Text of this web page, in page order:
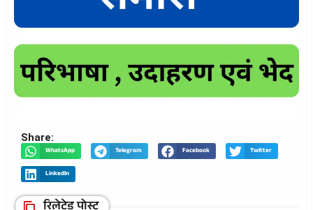
Share:
WhatsApp Telegram Facebook Twitter
LinkedIn